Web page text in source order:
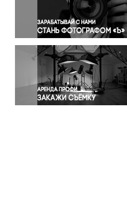
Правосудие
Происшествия и конфликты
Религия
Светская жизнь
Спорт
Экология
Экономика и бизнес